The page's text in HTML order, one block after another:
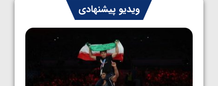
ایران چشم به راه چهار مدال در پنج وزن دوم
کشتی فرنگی نوجوانان جهان
1405/05/06
ویدیو پیشنهادی